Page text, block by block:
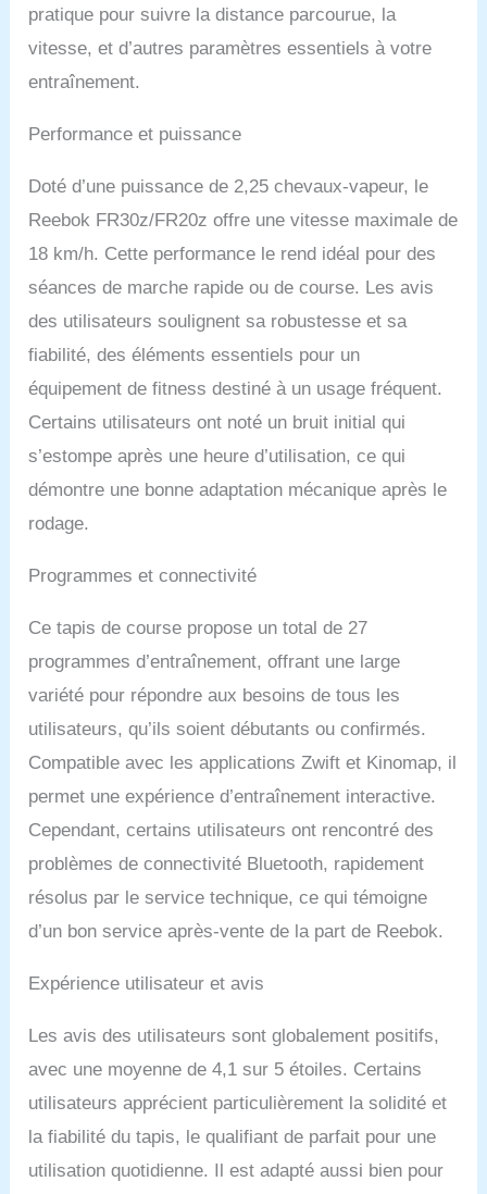
pratique pour suivre la distance parcourue, la
vitesse, et d’autres paramètres essentiels à votre
entraînement.
Performance et puissance
Doté d’une puissance de 2,25 chevaux-vapeur, le
Reebok FR30z/FR20z offre une vitesse maximale de
18 km/h. Cette performance le rend idéal pour des
séances de marche rapide ou de course. Les avis
des utilisateurs soulignent sa robustesse et sa
fiabilité, des éléments essentiels pour un
équipement de fitness destiné à un usage fréquent.
Certains utilisateurs ont noté un bruit initial qui
s’estompe après une heure d’utilisation, ce qui
démontre une bonne adaptation mécanique après le
rodage.
Programmes et connectivité
Ce tapis de course propose un total de 27
programmes d’entraînement, offrant une large
variété pour répondre aux besoins de tous les
utilisateurs, qu’ils soient débutants ou confirmés.
Compatible avec les applications Zwift et Kinomap, il
permet une expérience d’entraînement interactive.
Cependant, certains utilisateurs ont rencontré des
problèmes de connectivité Bluetooth, rapidement
résolus par le service technique, ce qui témoigne
d’un bon service après-vente de la part de Reebok.
Expérience utilisateur et avis
Les avis des utilisateurs sont globalement positifs,
avec une moyenne de 4,1 sur 5 étoiles. Certains
utilisateurs apprécient particulièrement la solidité et
la fiabilité du tapis, le qualifiant de parfait pour une
utilisation quotidienne. Il est adapté aussi bien pour